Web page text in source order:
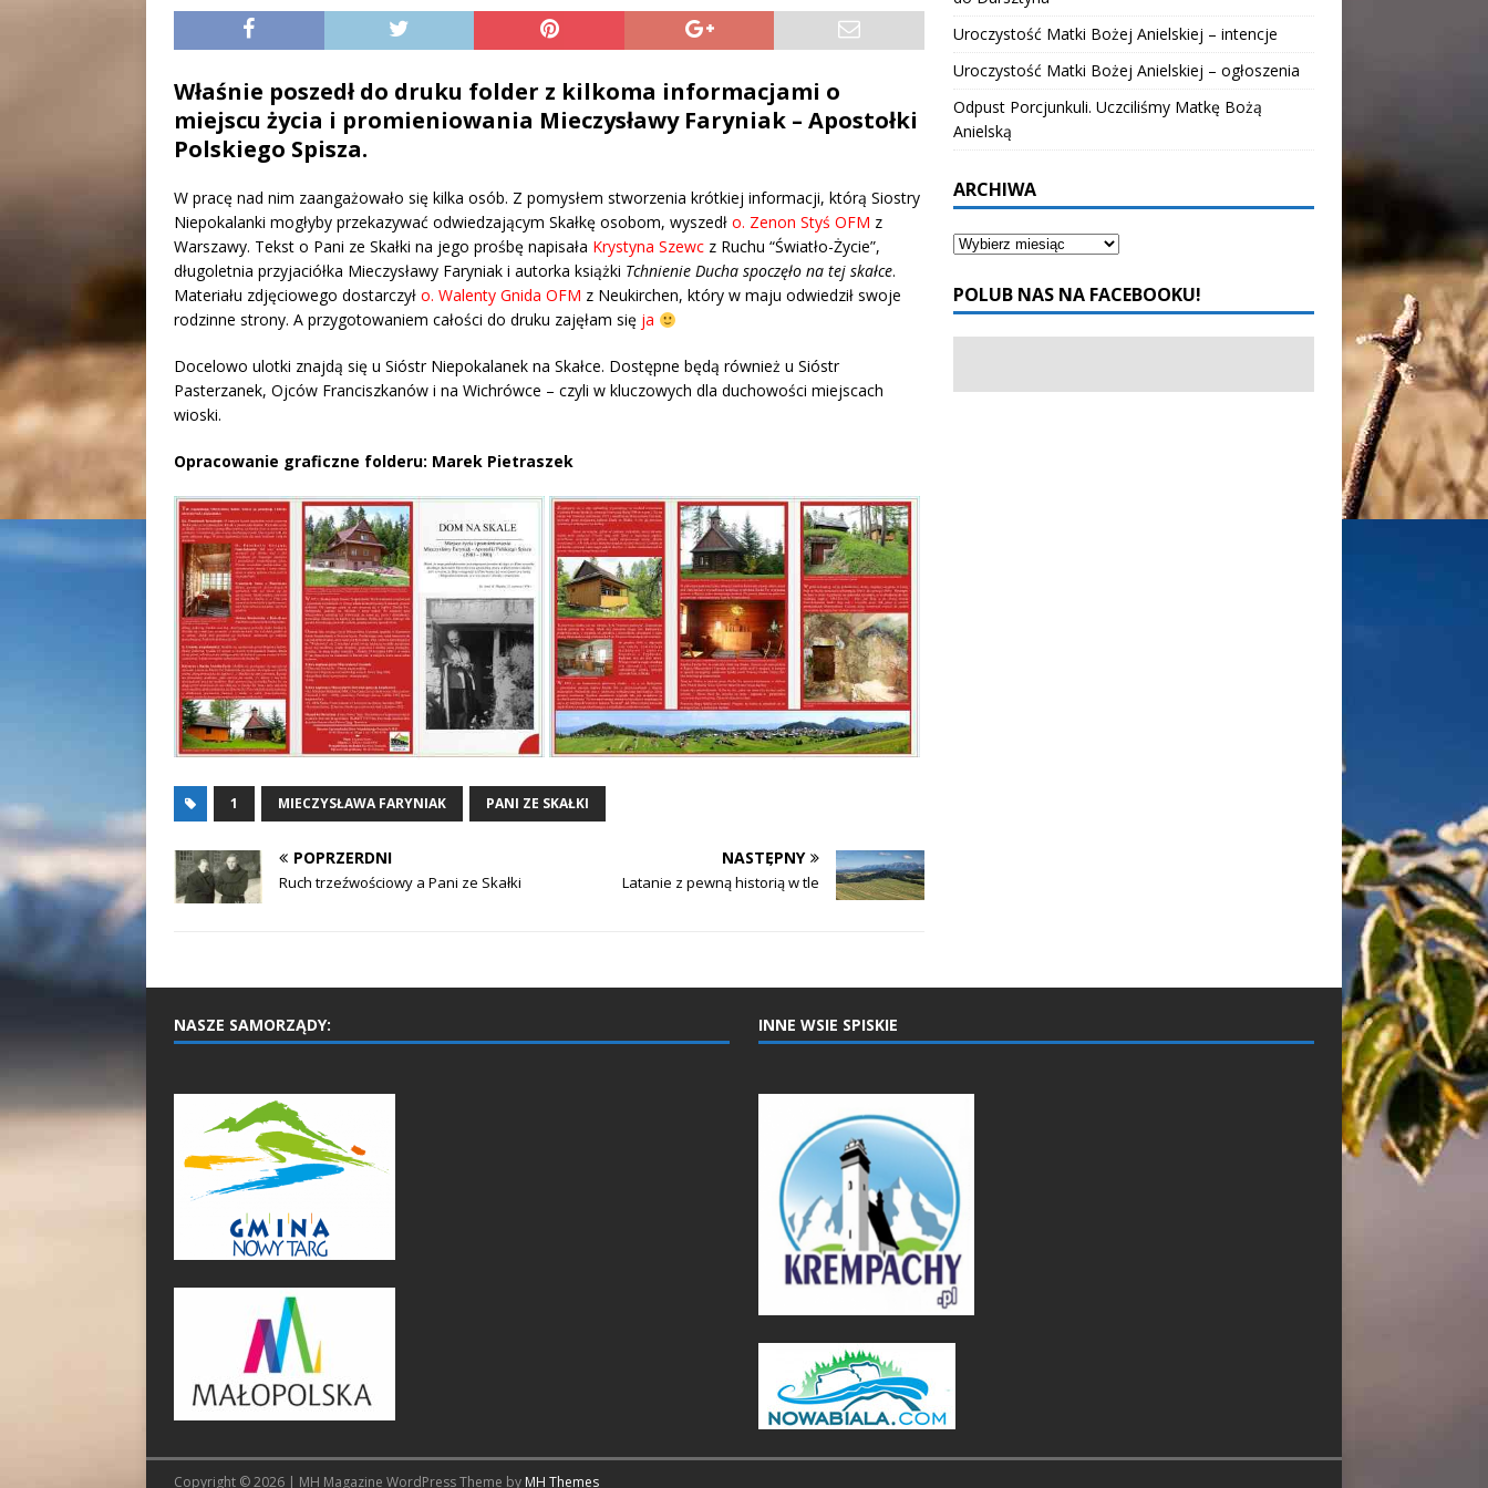
Właśnie poszedł do druku folder z kilkoma informacjami o
miejscu życia i promieniowania Mieczysławy Faryniak – Apostołki
Polskiego Spisza.
W pracę nad nim zaangażowało się kilka osób. Z pomysłem stworzenia krótkiej informacji, którą Siostry
Niepokalanki mogłyby przekazywać odwiedzającym Skałkę osobom, wyszedł o. Zenon Styś OFM z
Warszawy. Tekst o Pani ze Skałki na jego prośbę napisała Krystyna Szewc z Ruchu “Światło-Życie”,
długoletnia przyjaciółka Mieczysławy Faryniak i autorka książki Tchnienie Ducha spoczęło na tej skałce.
Materiału zdjęciowego dostarczył o. Walenty Gnida OFM z Neukirchen, który w maju odwiedził swoje
rodzinne strony. A przygotowaniem całości do druku zajęłam się ja
Docelowo ulotki znajdą się u Sióstr Niepokalanek na Skałce. Dostępne będą również u Sióstr
Pasterzanek, Ojców Franciszkanów i na Wichrówce – czyli w kluczowych dla duchowości miejscach
wioski.
Opracowanie graficzne folderu: Marek Pietraszek
1 MIECZYSŁAWA FARYNIAK PANI ZE SKAŁKI
POPRZERDNI
Ruch trzeźwościowy a Pani ze Skałki
NASTĘPNY
Latanie z pewną historią w tle
Uroczystość Matki Bożej Anielskiej – intencje
Uroczystość Matki Bożej Anielskiej – ogłoszenia
Odpust Porcjunkuli. Uczciliśmy Matkę Bożą
Anielską
ARCHIWA
POLUB NAS NA FACEBOOKU!
NASZE SAMORZĄDY: INNE WSIE SPISKIE
Copyright © 2026 | MH Magazine WordPress Theme by MH Themes